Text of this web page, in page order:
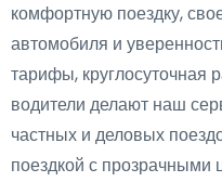
комфортную поездку,
автомобиля и
тарифы, круглосуточная
водители делают наш
частных и деловых
поездкой с